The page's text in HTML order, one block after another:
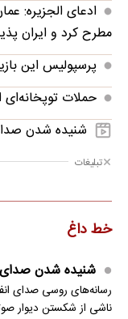
ادعای الجزیره:
مطرح کرد و ایران
پرسپولیس این
حملات توپخانه‌ای
شنیده شدن
تبلیغات
خط داغ
شنیده شدن صدای
رسانه‌های روسی صدای
ناشی از شکستن دیوار